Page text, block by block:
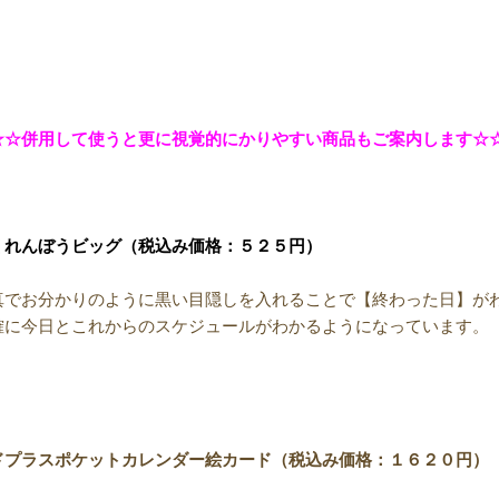
用して使うと更に視覚的にかりやすい商品もご案内します
れんぼうビッグ（税込み価格：５２５円）
でお分かりのように黒い目隠しを入れることで【終わった日】が
に今日とこれからのスケジュールがわかるようになっています。
プラスポケットカレンダー絵カード（税込み価格：１６２０円）